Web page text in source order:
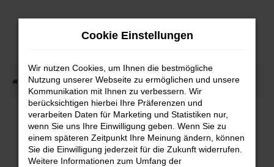
Zum
Startseite Fahrzeugangebote Fahrzeugmarkt
Fahrzeugmarkt
Cookie Einstellungen
Wir nutzen Cookies, um Ihnen die bestmögliche
Nutzung unserer Webseite zu ermöglichen und unsere
Kommunikation mit Ihnen zu verbessern. Wir
berücksichtigen hierbei Ihre Präferenzen und
verarbeiten Daten für Marketing und Statistiken nur,
wenn Sie uns Ihre Einwilligung geben. Wenn Sie zu
einem späteren Zeitpunkt Ihre Meinung ändern, können
Sie die Einwilligung jederzeit für die Zukunft widerrufen.
Weitere Informationen zum Umfang der